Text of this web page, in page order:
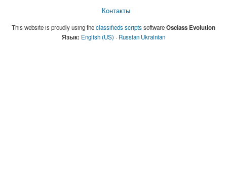
Контакты
This website is proudly using theclassifieds scriptssoftwareOsclass Evolution
Язык: English (US) · Russian Ukrainian